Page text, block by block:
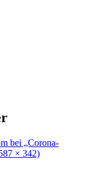
bei „Corona-
× 342)